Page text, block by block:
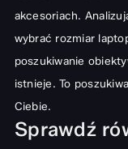
akcesoriach.
wybrać rozmiar
poszukiwanie
istnieje. To
Ciebie.
Sprawdź